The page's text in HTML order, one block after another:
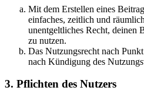
Mit dem Erstellen eines
einfaches, zeitlich und
unentgeltliches Recht, deinen
zu nutzen.
Das Nutzungsrecht nach
nach Kündigung des
3. Pflichten des Nutzers